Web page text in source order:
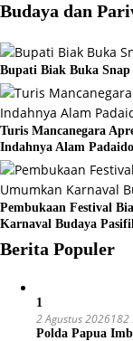
Budaya dan
Bupati Biak Buka
Turis Mancanegara
Indahnya Alam Padaido
Pembukaan Festival
Karnaval Budaya
Berita Populer
1
2 Agustus 2026182
Polda Papua